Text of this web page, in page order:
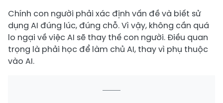
Chính con người phải xác định vấn đề và biết sử
dụng AI đúng lúc, đúng chỗ. Vì vậy, không cần quá
lo ngại về việc AI sẽ thay thế con người. Điều quan
trọng là phải học để làm chủ AI, thay vì phụ thuộc
vào AI.